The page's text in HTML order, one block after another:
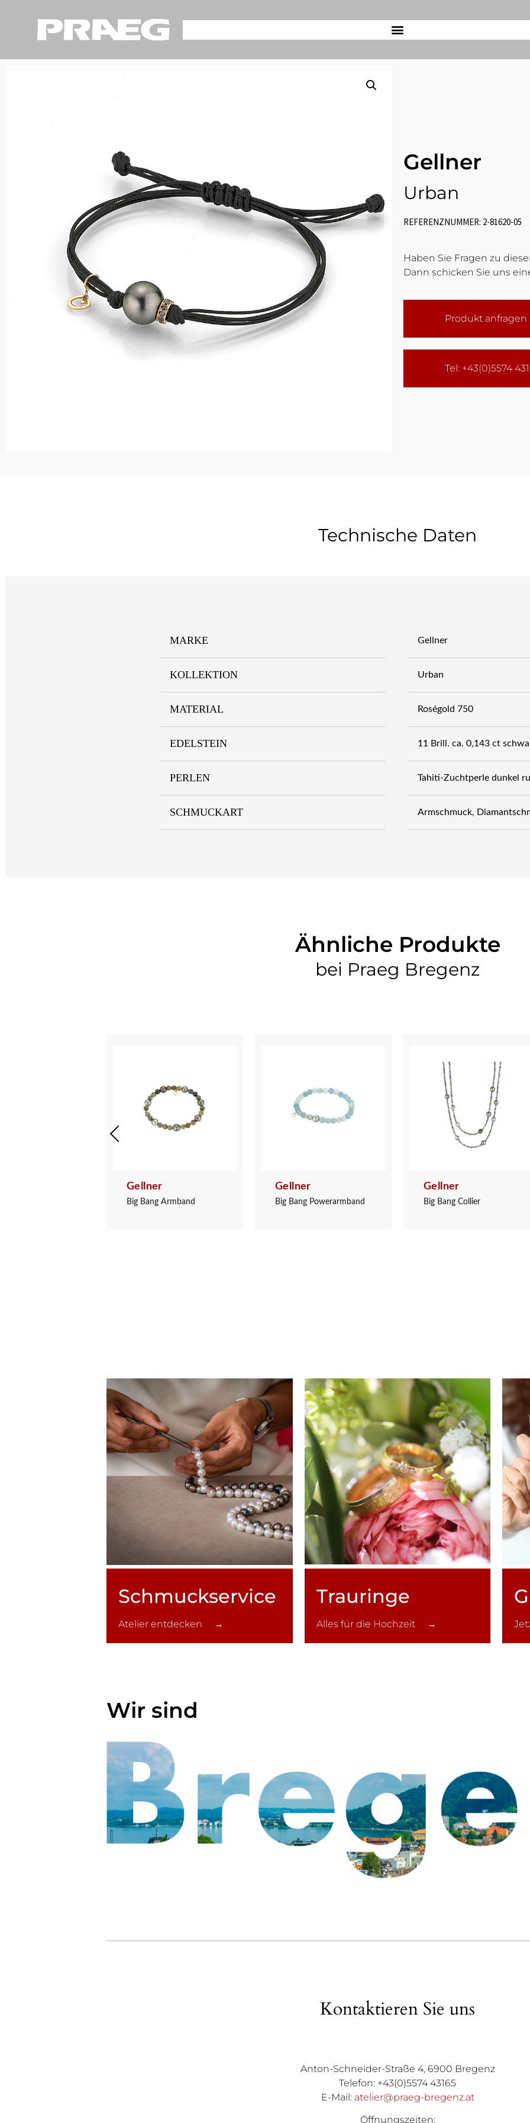
Gellner
Urban
REFERENZNUMMER: 2-81620-05
Haben Sie Fragen zu
Dann schicken Sie uns
Produkt anfragen
Tel: +43(0)5574
Technische Daten
MARKE Gellner
KOLLEKTION Urban
MATERIAL Roségold 750
EDELSTEIN 11 Brill. ca. 0,143 ct
PERLEN Tahiti-Zuchtperle dunkel
SCHMUCKART Armschmuck,
Ähnliche Produkte
bei Praeg Bregenz
Gellner
Big Bang Armband
Gellner
Big Bang Powerarmband
Gellner
Big Bang Collier
Schmuck­service
Atelier entdecken →
Trauringe
Alles für die Hochzeit →
Wir sind
Kontaktieren Sie uns
Anton-Schneider-Straße 4, 6900 Bregenz
Telefon: +43(0)5574 43165
E-Mail: atelier@praeg-bregenz.at
Öffnungszeiten: